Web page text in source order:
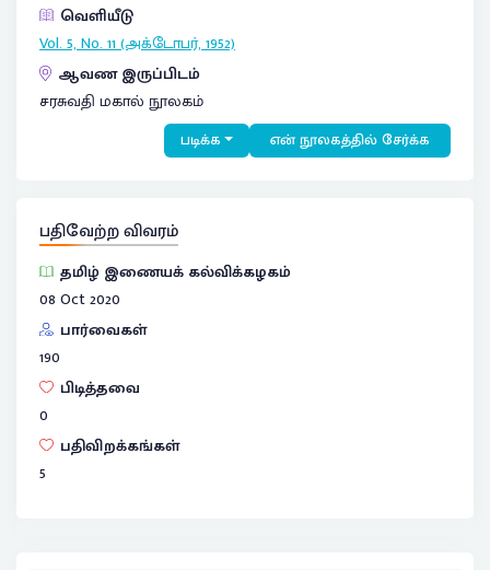
வெளியீடு
Vol. 5, No. 11 (அக்டோபர், 1952)
ஆவண இருப்பிடம்
சரசுவதி மகால் நூலகம்
படிக்க என் நூலகத்தில் சேர்க்க
பதிவேற்ற விவரம்
தமிழ் இணையக் கல்விக்கழகம்
08 Oct 2020
பார்வைகள்
190
பிடித்தவை
0
பதிவிறக்கங்கள்
5